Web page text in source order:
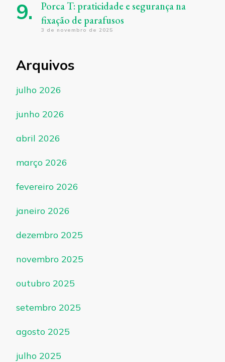
Porca T: praticidade e segurança na
fixação de parafusos
3 de novembro de 2025
Arquivos
julho 2026
junho 2026
abril 2026
março 2026
fevereiro 2026
janeiro 2026
dezembro 2025
novembro 2025
outubro 2025
setembro 2025
agosto 2025
julho 2025